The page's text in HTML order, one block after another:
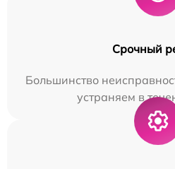
Срочный
Большинство
устраняем в